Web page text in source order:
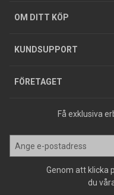
OM DITT KÖP
GDPR
KUNDSUPPORT
Köpguider
Varumärken
FÖRETAGET
Hållbarhet
Jobba hos oss
Press
Få exklusiva
Genom att klicka
du